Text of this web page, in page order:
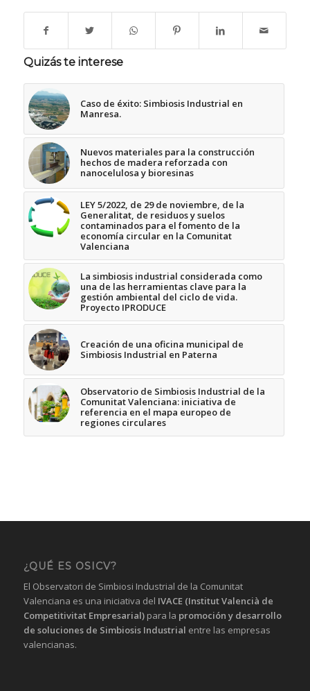
Quizás te interese
Caso de éxito: Simbiosis Industrial en
Manresa.
Nuevos materiales para la construcción
hechos de madera reforzada con
nanocelulosa y bioresinas
LEY 5/2022, de 29 de noviembre, de la
Generalitat, de residuos y suelos
contaminados para el fomento de la
economía circular en la Comunitat
Valenciana
La simbiosis industrial considerada como
una de las herramientas clave para la
gestión ambiental del ciclo de vida.
Proyecto IPRODUCE
Creación de una oficina municipal de
Simbiosis Industrial en Paterna
Observatorio de Simbiosis Industrial de la
Comunitat Valenciana: iniciativa de
referencia en el mapa europeo de
regiones circulares
¿QUÉ ES OSICV?
El Observatori de Simbiosi Industrial de la Comunitat
Valenciana es una iniciativa del IVACE (Institut Valencià de
Competitivitat Empresarial)para la promoción y desarrollo
de soluciones de Simbiosis Industrial entre las empresas
valencianas.